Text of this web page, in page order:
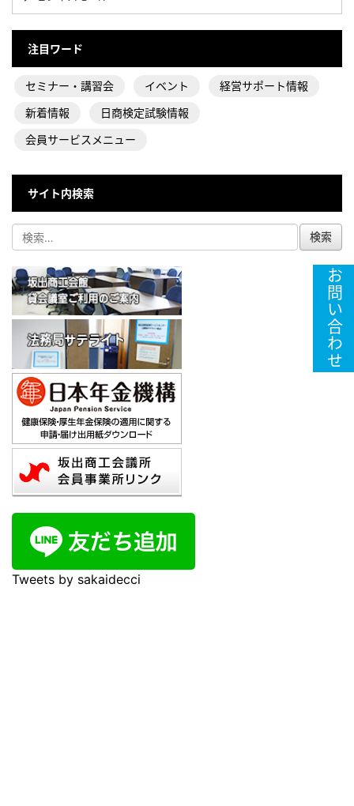
注目ワード
セミナー・講習会 イベント
経営サポート情報
新着情報
日商検定試験情報
会員サービスメニュー
サイト内検索
Tweets by sakaidecci
お問い合わせ